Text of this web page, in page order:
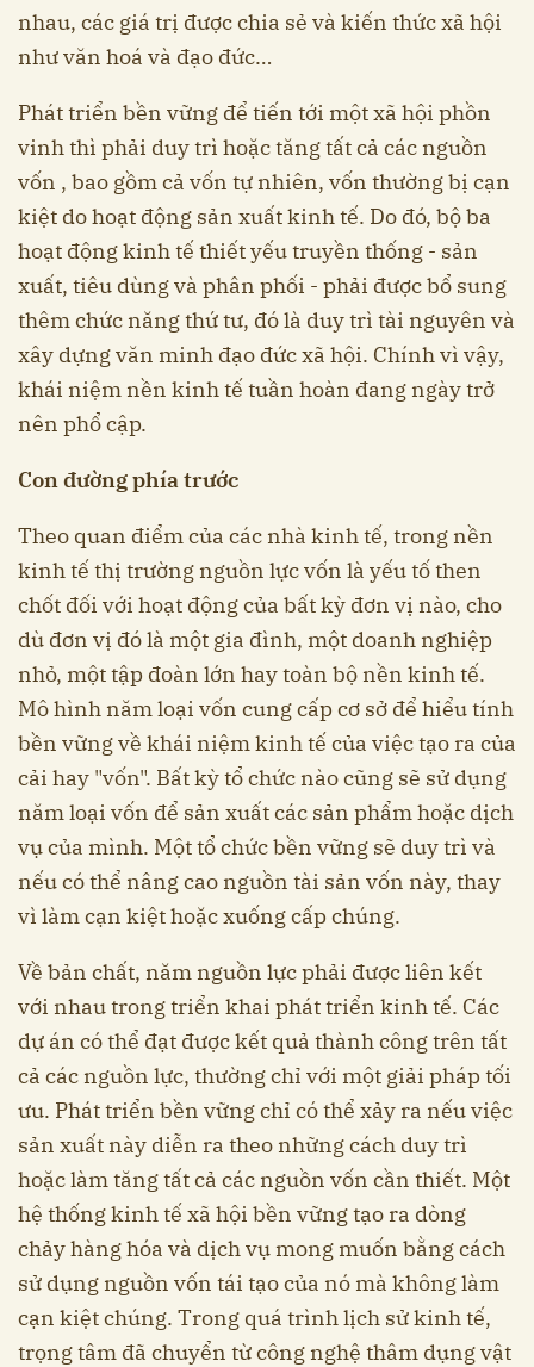
nhau, các giá trị được chia sẻ và kiến ​​thức xã hội
như văn hoá và đạo đức…
Phát triển bền vững để tiến tới một xã hội phồn
vinh thì phải duy trì hoặc tăng tất cả các nguồn
vốn , bao gồm cả vốn tự nhiên, vốn thường bị cạn
kiệt do hoạt động sản xuất kinh tế. Do đó, bộ ba
hoạt động kinh tế thiết yếu truyền thống - sản
xuất, tiêu dùng và phân phối - phải được bổ sung
thêm chức năng thứ tư, đó là duy trì tài nguyên và
xây dựng văn minh đạo đức xã hội. Chính vì vậy,
khái niệm nền kinh tế tuần hoàn đang ngày trở
nên phổ cập.
Con đường phía trước
Theo quan điểm của các nhà kinh tế, trong nền
kinh tế thị trường nguồn lực vốn là yếu tố then
chốt đối với hoạt động của bất kỳ đơn vị nào, cho
dù đơn vị đó là một gia đình, một doanh nghiệp
nhỏ, một tập đoàn lớn hay toàn bộ nền kinh tế.
Mô hình năm loại vốn cung cấp cơ sở để hiểu tính
bền vững về khái niệm kinh tế của việc tạo ra của
cải hay "vốn". Bất kỳ tổ chức nào cũng sẽ sử dụng
năm loại vốn để sản xuất các sản phẩm hoặc dịch
vụ của mình. Một tổ chức bền vững sẽ duy trì và
nếu có thể nâng cao nguồn tài sản vốn này, thay
vì làm cạn kiệt hoặc xuống cấp chúng.
Về bản chất, năm nguồn lực phải được liên kết
với nhau trong triển khai phát triển kinh tế. Các
dự án có thể đạt được kết quả thành công trên tất
cả các nguồn lực, thường chỉ với một giải pháp tối
ưu. Phát triển bền vững chỉ có thể xảy ra nếu việc
sản xuất này diễn ra theo những cách duy trì
hoặc làm tăng tất cả các nguồn vốn cần thiết. Một
hệ thống kinh tế xã hội bền vững tạo ra dòng
chảy hàng hóa và dịch vụ mong muốn bằng cách
sử dụng nguồn vốn tái tạo của nó mà không làm
cạn kiệt chúng. Trong quá trình lịch sử kinh tế,
trọng tâm đã chuyển từ công nghệ thâm dụng vật